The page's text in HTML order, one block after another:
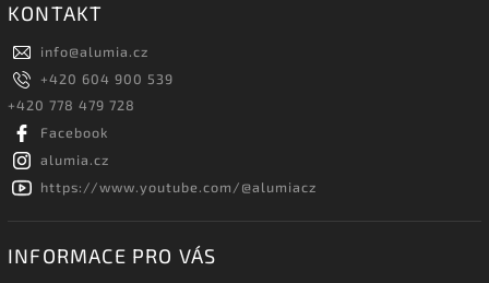
KONTAKT
info@alumia.cz
+420 604 900 539
+420 778 479 728
Facebook
alumia.cz
https://www.youtube.com/@alumiacz
INFORMACE PRO VÁS